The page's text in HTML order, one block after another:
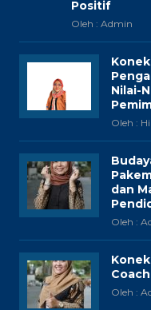
Positif
Oleh : Admin
Nilai-
Oleh :
dan
Oleh :
Oleh :